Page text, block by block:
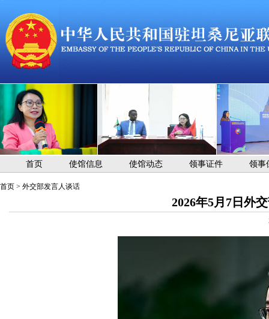
首页 使馆信息 使馆动态 领事证件 领事
首页 > 外交部发言人谈话
2026年5月7日外